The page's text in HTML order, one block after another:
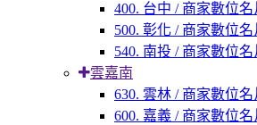
400. 台中 / 商家數位名
500. 彰化 / 商家數位名
540. 南投 / 商家數位名
雲嘉南
630. 雲林 / 商家數位名
600. 嘉義 / 商家數位名